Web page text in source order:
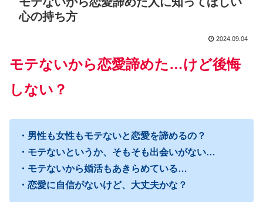
心の持ち方
2024.09.04
モテないから恋愛諦めた…けど後悔
しない？
・男性も女性もモテないと恋愛を諦めるの？
・モテないというか、そもそも出会いがない…
・モテないから婚活もあきらめている…
・恋愛に自信がないけど、大丈夫かな？